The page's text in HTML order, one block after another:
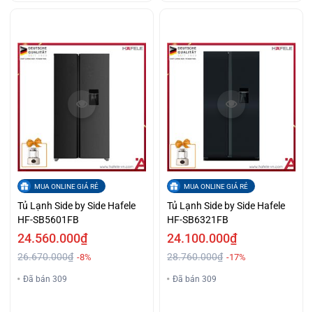
MUA ONLINE GIÁ RẺ
Tủ Lạnh Side by Side Hafele
HF-SB5601FB
24.560.000₫
26.670.000₫ -8%
Đã bán 309
MUA ONLINE GIÁ RẺ
Tủ Lạnh Side by Side Hafele
HF-SB6321FB
24.100.000₫
28.760.000₫ -17%
Đã bán 309